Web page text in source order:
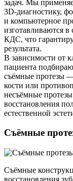
задач. Мы
3D-диагностику,
и компьютерное
изготавливаются в
КДС, что
результата.
В зависимости от
пациента
съёмные протезы
кости или
несъёмные
восстановления
естественной
Съёмные
Съёмные